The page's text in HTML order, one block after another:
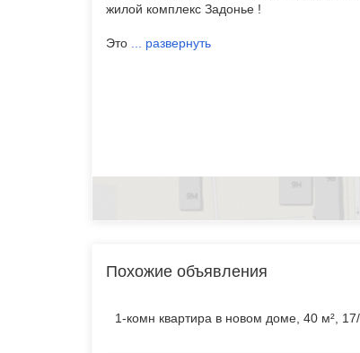
жилой комплекс Задонье !
Это развернуть
Похожие объявления
1-комн квартира в новом доме, 40 м², 17/